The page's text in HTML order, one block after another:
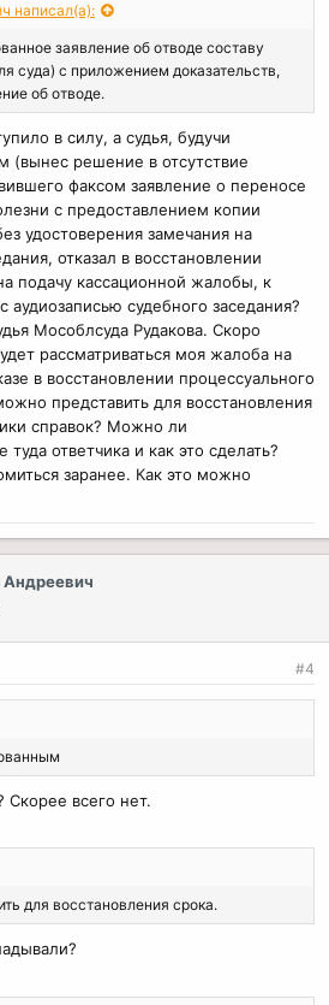
написал(а):
заявление об отводе составу
суда) с приложением доказательств,
об отводе.
в силу, а судья, будучи
(вынес решение в отсутствие
факсом заявление о переносе
с предоставлением копии
удостоверения замечания на
отказал в восстановлении
подачу кассационной жалобы, к
судебного заседания?
Мособлсуда Рудакова. Скоро
рассматриваться моя жалоба на
в восстановлении процессуального
представить для восстановления
справок? Можно ли
туда ответчика и как это сделать?
заранее. Как это можно
#4
Скорее всего нет.
для восстановления срока.